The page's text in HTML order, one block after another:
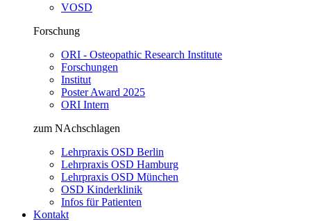
VOSD
Forschung
ORI - Osteopathic Research Institute
Forschungen
Institut
Poster Award 2025
ORI Intern
zum NAchschlagen
Lehrpraxis OSD Berlin
Lehrpraxis OSD Hamburg
Lehrpraxis OSD München
OSD Kinderklinik
Infos für Patienten
Kontakt